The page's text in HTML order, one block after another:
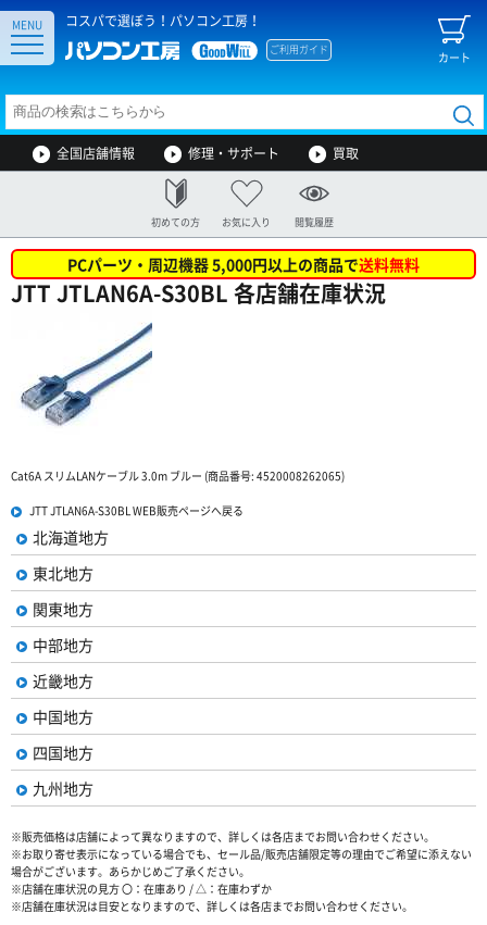
コスパで選ぼう！パソコン工房！
カート
ご利用ガイド
MENU
全国店舗情報 修理・サポート 買取
初めての方 お気に入り 閲覧履歴
PCパーツ・周辺機器 5,000円以上の商品で送料無料
JTT JTLAN6A-S30BL 各店舗在庫状況
Cat6A スリムLANケーブル 3.0m ブルー (商品番号: 4520008262065)
JTT JTLAN6A-S30BL WEB販売ページへ戻る
北海道地方
東北地方
関東地方
中部地方
近畿地方
中国地方
四国地方
九州地方
※販売価格は店舗によって異なりますので、詳しくは各店までお問い合わせください。
※お取り寄せ表示になっている場合でも、セール品/販売店舗限定等の理由でご希望に添えない
場合がございます。あらかじめご了承ください。
※店舗在庫状況の見方 〇：在庫あり / △：在庫わずか
※店舗在庫状況は目安となりますので、詳しくは各店までお問い合わせください。